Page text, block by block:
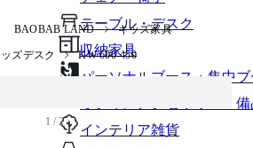
テーブル・デスク
収納家具
パーソナルブース・集中
オフィスアクセサリー・
インテリア雑貨
URLを貼り付けて、カートに追加できます
BAOBAB LAND キッズ家具
ズデスク KW-600-450
1 / 2